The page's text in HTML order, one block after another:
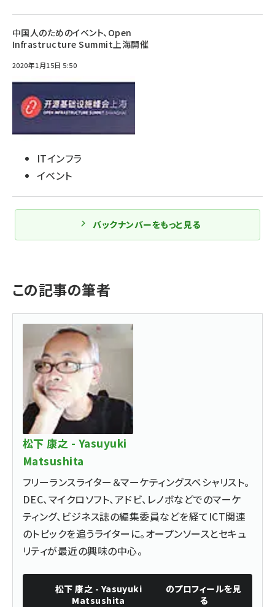
中国人のためのイベント、Open
Infrastructure Summit上海開催
2020年1月15日 5:50
ITインフラ
イベント
バックナンバーをもっと見る
この記事の筆者
松下 康之 - Yasuyuki
Matsushita
フリーランスライター＆マーケティングスペシャリスト。
DEC、マイクロソフト、アドビ、レノボなどでのマーケ
ティング、ビジネス誌の編集委員などを経てICT関連
のトピックを追うライターに。オープンソースとセキュ
リティが最近の興味の中心。
松下 康之 - Yasuyuki
Matsushita
のプロフィールを見
る